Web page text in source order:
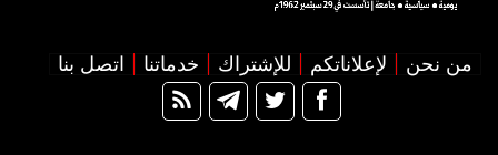
من نحن لإعلاناتكم للإشتراك خدماتنا اتصل بنا